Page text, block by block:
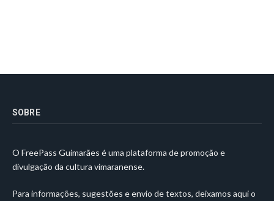
SOBRE
O FreePass Guimarães é uma plataforma de promoção e
divulgação da cultura vimaranense.
Para informações, sugestões e envio de textos, deixamos aqui o